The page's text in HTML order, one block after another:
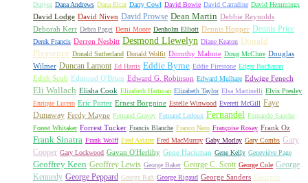
Duryea Dana Andrews Dana Elcar Darry Cowl David Bowie David Carradine David Hemmings
David Lodge David Niven David Prowse Dean Martin Debbie Reynolds
Deborah Kerr Debra Paget Demi Moore Denholm Elliott Dennis Hopper Dennis Price
Derek Francis Derren Nesbitt Desmond Llewelyn Diane Keaton Donald
Pleasence Donald Sutherland Donald Wolfit Dorothy Malone Doug McClure Douglas
Wilmer Duncan Lamont Ed Harris Eddie Byrne Eddie Firestone Edgar Buchanan
Edith Scob Edmond O'Brien Edward G. Robinson Edward Mulhare Edwige Fenech
Eli Wallach Elisha Cook Elizabeth Hartman Elizabeth Taylor Elsa Martinelli Elvis Presley
Enrique Lucero Eric Porter Ernest Borgnine Estelle Winwood Everett McGill Faye
Dunaway Ferdy Mayne Fernand Gravey Fernand Ledoux Fernandel Fernando Sancho
Forest Whitaker Forrest Tucker Francis Blanche Franco Nero Françoise Rosay Frank Oz
Frank Sinatra Frank Wolff Fred Astaire Fred MacMurray Gaby Morlay Gary Combs Gary
Cooper Gary Lockwood Gavan O'Herlihy Gene Hackman Gene Kelly Geneviève Page
Geoffrey Keen Geoffrey Lewis George Baker George C. Scott George Cole George
Kennedy George Peppard George Raft George Rigaud George Sanders Georges